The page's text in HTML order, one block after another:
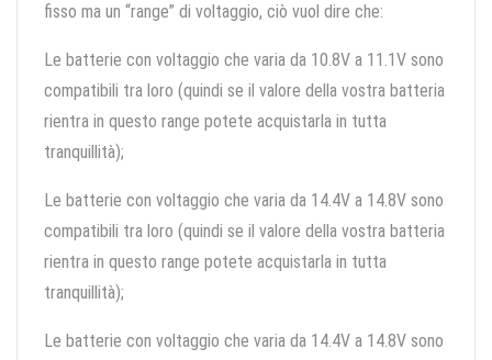
fisso ma un “range” di voltaggio, ciò vuol dire che:
Le batterie con voltaggio che varia da 10.8V a 11.1V sono
compatibili tra loro (quindi se il valore della vostra batteria
rientra in questo range potete acquistarla in tutta
tranquillità);
Le batterie con voltaggio che varia da 14.4V a 14.8V sono
compatibili tra loro (quindi se il valore della vostra batteria
rientra in questo range potete acquistarla in tutta
tranquillità);
Le batterie con voltaggio che varia da 14.4V a 14.8V sono